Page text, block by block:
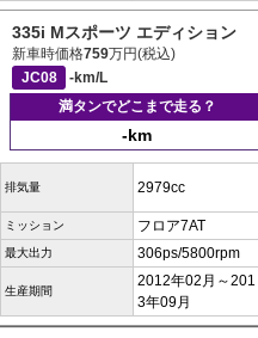
335i Mスポーツ エディション
新車時価格759万円(税込)
JC08
-km/L
満タンでどこまで走る？
-km
排気量 2979cc
ミッション フロア7AT
最大出力 306ps/5800rpm
生産期間
2012年02月～201
3年09月